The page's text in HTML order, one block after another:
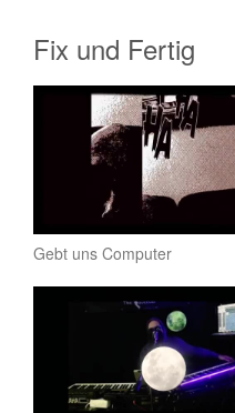
Fix und Fertig
Gebt uns Computer